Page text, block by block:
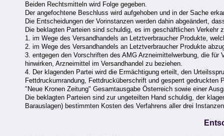
Beiden Rechtsmitteln wird Folge gegeben.
Der angefochtene Beschluss wird aufgehoben und in der Sache
Die Entscheidungen der Vorinstanzen werden dahin abgeändert,
Die beklagten Parteien sind schuldig, es im geschäftlichen Verkehr
1. im Wege des Versandhandels an Letztverbraucher Produkte,
2. im Wege des Versandhandels an Letztverbraucher Produkte
3. entgegen den Vorschriften des AMG Arzneimittelwerbung, die
hinwirken, Arzneimittel im Versandhandel zu beziehen.
4. Der klagenden Partei wird die Ermächtigung erteilt, den
Fettdruckumrandung, Fettdrucküberschrift und gesperrt
"Neue Kronen Zeitung" Gesamtausgabe Österreich sowie einer
Die beklagten Parteien sind zur ungeteilten Hand schuldig, der
Barauslagen) bestimmten Kosten des Verfahrens aller drei